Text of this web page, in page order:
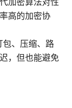
高的加密协
包、压缩、路
，但也能避免